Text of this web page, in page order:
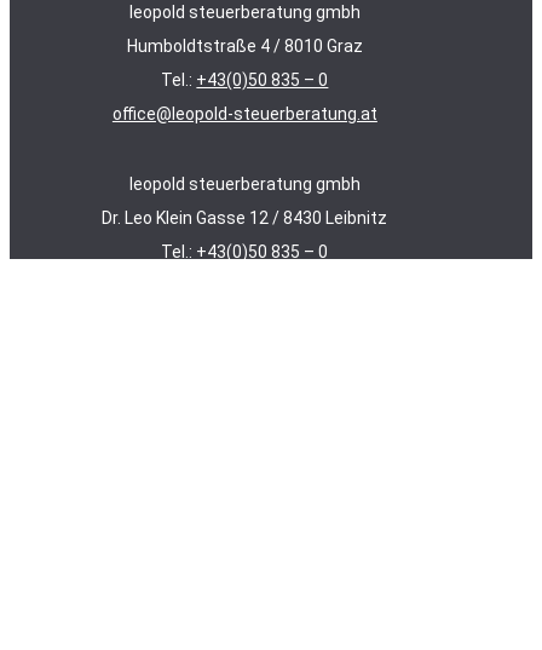
leopold steuerberatung gmbh
Humboldtstraße 4 / 8010 Graz
Tel.: +43(0)50 835 – 0
office@leopold-steuerberatung.at
leopold steuerberatung gmbh
Dr. Leo Klein Gasse 12 / 8430 Leibnitz
Tel.: +43(0)50 835 – 0